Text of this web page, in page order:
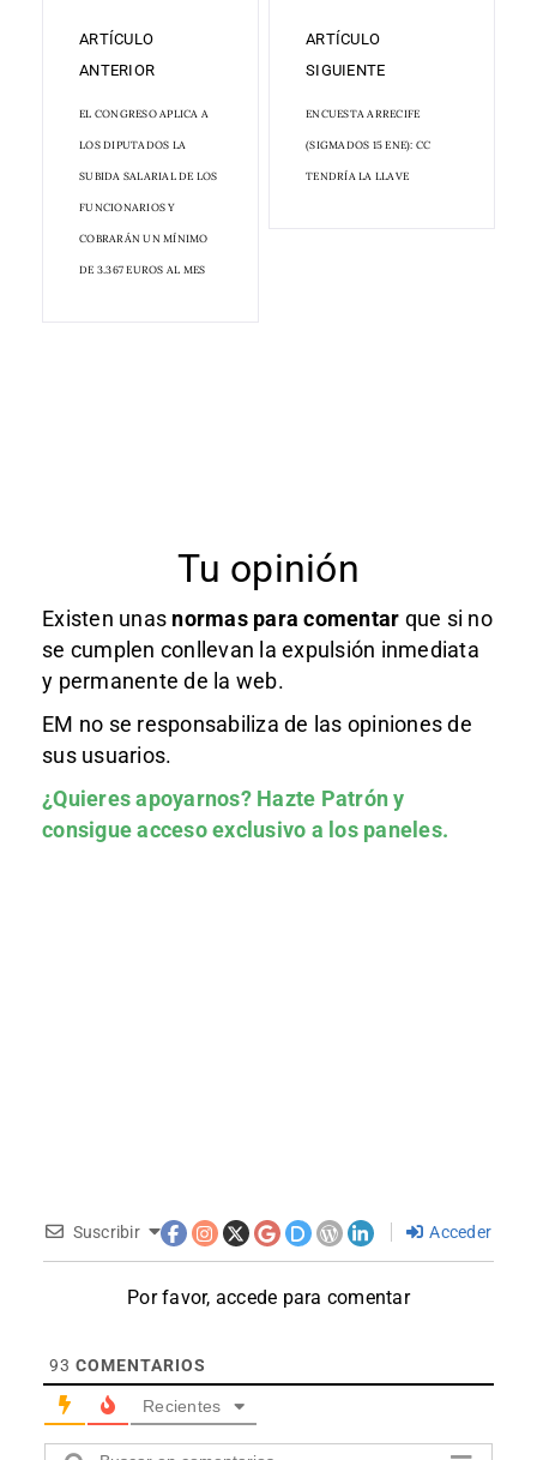
ARTÍCULO
ANTERIOR
EL CONGRESO APLICA A
LOS DIPUTADOS LA
SUBIDA SALARIAL DE LOS
FUNCIONARIOS Y
COBRARÁN UN MÍNIMO
DE 3.367 EUROS AL MES
ARTÍCULO
SIGUIENTE
ENCUESTA ARRECIFE
(SIGMADOS 15 ENE): CC
TENDRÍA LA LLAVE
Tu opinión
Existen unas normas para comentar que si no
se cumplen conllevan la expulsión inmediata
y permanente de la web.
EM no se responsabiliza de las opiniones de
sus usuarios.
¿Quieres apoyarnos? Hazte Patróny
consigue acceso exclusivo a los paneles.
Suscribir Acceder
Por favor, accede para comentar
93 COMENTARIOS
Recientes